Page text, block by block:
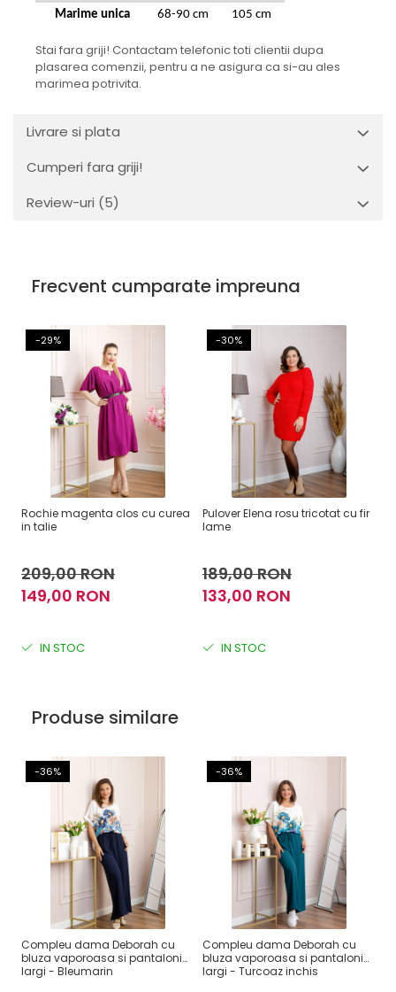
Marime unica
68-90 cm 105 cm
Stai fara griji! Contactam telefonic toti clientii dupa
plasarea comenzii, pentru a ne asigura ca si-au ales
marimea potrivita.
Livrare si plata
Cumperi fara griji!
Review-uri (5)
Frecvent cumparate impreuna
-29%
Rochie magenta clos cu curea
in talie
209,00 RON
149,00 RON
IN STOC
-30%
Pulover Elena rosu tricotat cu fir
lame
189,00 RON
133,00 RON
IN STOC
Produse similare
-36%
Compleu dama Deborah cu
bluza vaporoasa si pantaloni
largi - Bleumarin
-36%
Compleu dama Deborah cu
bluza vaporoasa si pantaloni
largi - Turcoaz inchis